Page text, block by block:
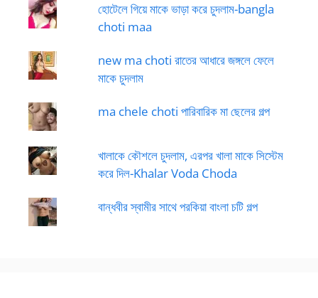
হোটেলে গিয়ে মাকে ভাড়া করে চুদলাম-bangla
choti maa
new ma choti রাতের আধারে জঙ্গলে ফেলে
মাকে চুদলাম
ma chele choti পারিবারিক মা ছেলের গল্প
খালাকে কৌশলে চুদলাম, এরপর খালা মাকে সিস্টেম
করে দিল-Khalar Voda Choda
বান্ধবীর স্বামীর সাথে পরকিয়া বাংলা চটি গল্প